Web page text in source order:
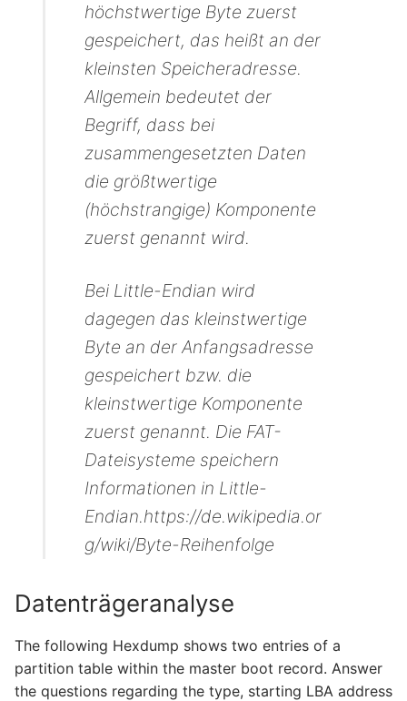
höchstwertige Byte zuerst
gespeichert, das heißt an der
kleinsten Speicheradresse.
Allgemein bedeutet der
Begriff, dass bei
zusammengesetzten Daten
die größtwertige
(höchstrangige) Komponente
zuerst genannt wird.
Bei Little-Endian wird
dagegen das kleinstwertige
Byte an der Anfangsadresse
gespeichert bzw. die
kleinstwertige Komponente
zuerst genannt. Die FAT-
Dateisysteme speichern
Informationen in Little-
Endian.https://de.wikipedia.or
g/wiki/Byte-Reihenfolge
Datenträgeranalyse
The following Hexdump shows two entries of a
partition table within the master boot record. Answer
the questions regarding the type, starting LBA address